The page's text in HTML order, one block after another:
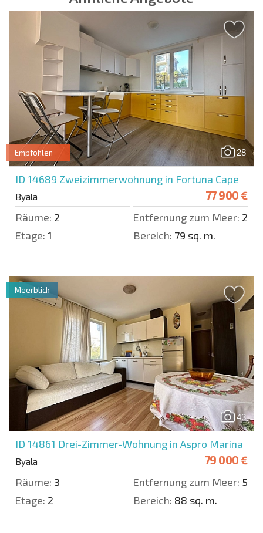
28
Empfohlen
ID 14689 Zweizimmerwohnung in Fortuna Cape
Byala 77 900 €
Räume: 2 Entfernung zum Meer: 250
Etage: 1 Bereich: 79 sq. m.
43
ID 14861 Drei-Zimmer-Wohnung in Aspro Marina
Byala 79 000 €
Räume: 3 Entfernung zum Meer: 50
Etage: 2 Bereich: 88 sq. m.
Meerblick